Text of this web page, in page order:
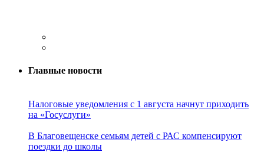
Главные новости
Налоговые уведомления с 1 августа начнут приходить
на «Госуслуги»
В Благовещенске семьям детей с РАС компенсируют
поездки до школы